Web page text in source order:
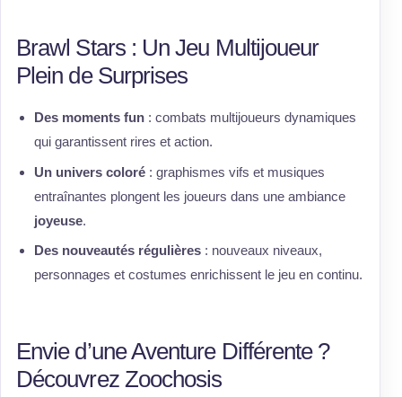
Brawl Stars : Un Jeu Multijoueur
Plein de Surprises
Des moments fun : combats multijoueurs dynamiques
qui garantissent rires et action.
Un univers coloré : graphismes vifs et musiques
entraînantes plongent les joueurs dans une ambiance
joyeuse.
Des nouveautés régulières : nouveaux niveaux,
personnages et costumes enrichissent le jeu en continu.
Envie d’une Aventure Différente ?
Découvrez Zoochosis